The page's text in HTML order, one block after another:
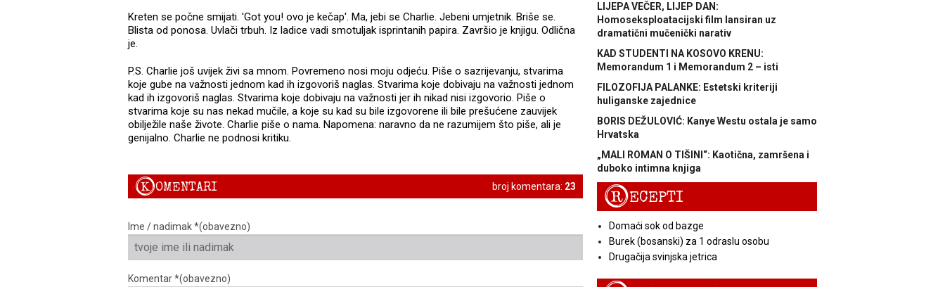
Kreten se počne smijati. 'Got you! ovo je kečap'. Ma, jebi se Charlie. Jebeni umjetnik. Briše se.
Blista od ponosa. Uvlači trbuh. Iz ladice vadi smotuljak isprintanih papira. Završio je knjigu. Odlična
je.
P.S. Charlie još uvijek živi sa mnom. Povremeno nosi moju odjeću. Piše o sazrijevanju, stvarima
koje gube na važnosti jednom kad ih izgovoriš naglas. Stvarima koje dobivaju na važnosti jednom
kad ih izgovoriš naglas. Stvarima koje dobivaju na važnosti jer ih nikad nisi izgovorio. Piše o
stvarima koje su nas nekad mučile, a koje su kad su bile izgovorene ili bile prešućene zauvijek
obilježile naše živote. Charlie piše o nama. Napomena: naravno da ne razumijem što piše, ali je
genijalno. Charlie ne podnosi kritiku.
broj komentara: 23
KOMENTARI
Ime / nadimak *(obavezno)
Komentar *(obavezno)
LIJEPA VEČER, LIJEP DAN:
Homoseksploatacijski film lansiran uz
dramatični mučenički narativ
KAD STUDENTI NA KOSOVO KRENU:
Memorandum 1 i Memorandum 2 – isti
FILOZOFIJA PALANKE: Estetski kriteriji
huliganske zajednice
BORIS DEŽULOVIĆ: Kanye Westu ostala je samo
Hrvatska
„MALI ROMAN O TIŠINI“: Kaotična, zamršena i
duboko intimna knjiga
RECEPTI
Domaći sok od bazge
Burek (bosanski) za 1 odraslu osobu
Drugačija svinjska jetrica